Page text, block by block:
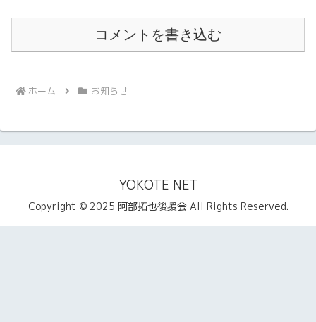
コメントを書き込む
ホーム お知らせ
YOKOTE NET
Copyright © 2025 阿部拓也後援会 All Rights Reserved.